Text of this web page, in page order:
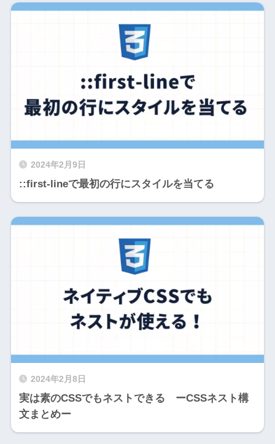
2024年2月9日
::first-lineで最初の行にスタイルを当てる
2024年2月8日
実は素のCSSでもネストできる ーCSSネスト構
文まとめー